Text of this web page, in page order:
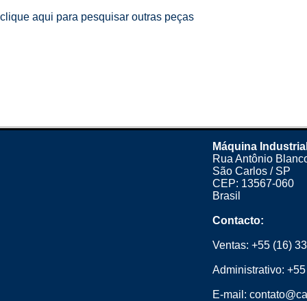
clique aqui para pesquisar outras peças
Máquina
Rua Antônio
São Carlos / SP
CEP: 13567-060
Brasil
Contacto:
Ventas: +55 (16)
Administrativo:
E-mail: